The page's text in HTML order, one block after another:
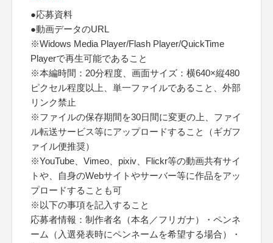
●応募資料
●動画データのURL
※Widows Media Player/Flash Player/QuickTime
Playerで再生可能であること
※本編時間：20分程度、画面サイズ：横640×縦480
ピクセル程度以上、単一ファイルであること、外部
リンク禁止
※ファイルの保存期間を30日間に変更の上、ファイ
ル転送サービス等にアップロードすること（ギガフ
ァイル便推奨）
※YouTube、Vimeo、pixiv、Flickr等の動画共有サイ
トや、自身のWebサイトやサーバー等に作品をアッ
プロードすることも可
※以下の事項を記入すること
応募者情報：制作者名（本名／フリガナ）・ペンネ
ーム（入選発表時にペンネームを希望する場合）・